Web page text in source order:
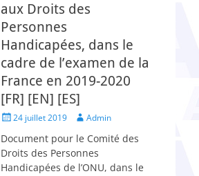
aux Droits des
Personnes
Handicapées, dans le
cadre de l’examen de la
France en 2019-2020
[FR] [EN] [ES]
Posted24 juillet 2019 Author
Admin
Document pour le Comité des
Droits des Personnes
Handicapées de l’ONU, dans le